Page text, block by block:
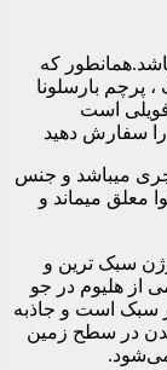
که
پرچم بارسلونا
و جنس آن فویلی است
را سفارش دهید
میباشد و جنس
معلق میماند و
سبک‌ ترین و
از هلیوم در جو
سبک است و جاذبه
شدن در سطح زمین
می‌شود.